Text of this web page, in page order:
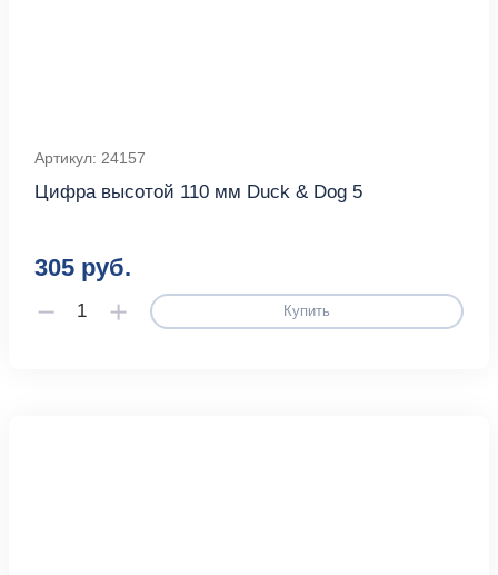
Артикул: 24157
Цифра высотой 110 мм Duck & Dog 5
305 руб.
Купить